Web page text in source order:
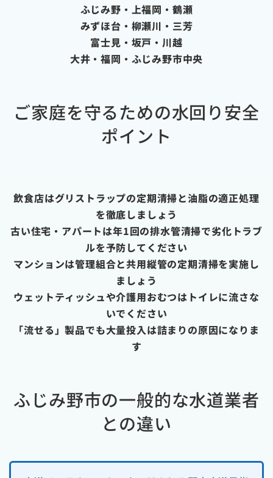
ふじみ野・上福岡・鶴瀬
みずほ台・柳瀬川・三芳
富士見・坂戸・川越
大井・福岡・ふじみ野市中央
ご家庭を守るための水回り安全
ポイント
飲食店はグリストラップの定期清掃と油脂の適正処理
を徹底しましょう
古い住宅・アパートは年1回の排水管清掃で劣化トラブ
ルを予防してください
マンションは管理組合と共用縦管の定期清掃を実施し
ましょう
ウェットティッシュや介護用おむつはトイレに流さな
いでください
「流せる」製品でも大量投入は詰まりの原因になりま
す
ふじみ野市の一般的な水道業者
との違い